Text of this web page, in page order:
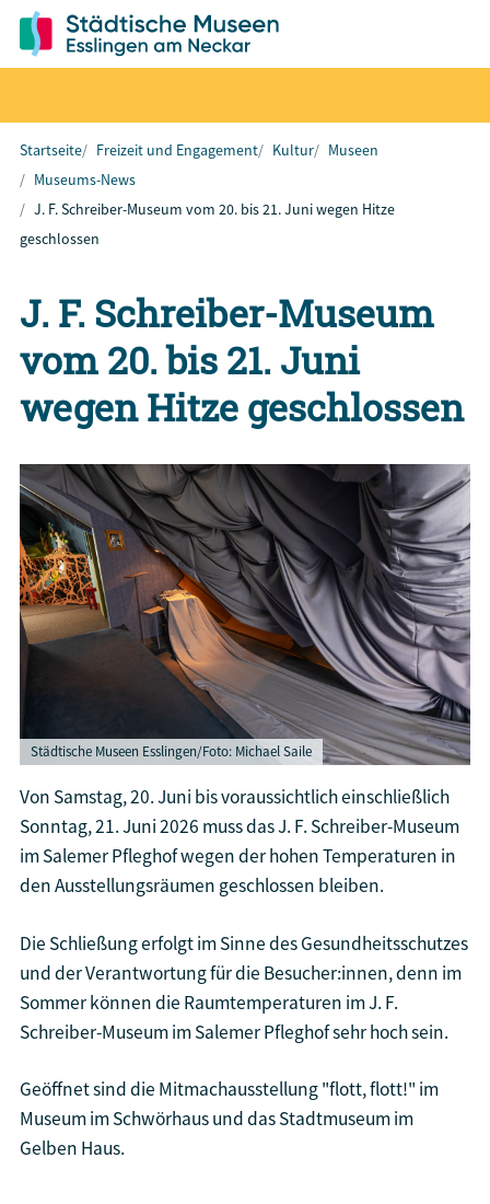
Startseite Freizeit und Engagement Kultur
Museen
Museums-News
J. F. Schreiber-Museum vom 20. bis 21. Juni wegen Hitze
geschlossen
J. F. Schreiber-Museum
vom 20. bis 21. Juni
wegen Hitze geschlossen
Städtische Museen Esslingen/Foto: Michael Saile
Von Samstag, 20. Juni bis voraussichtlich einschließlich
Sonntag, 21. Juni 2026 muss das J. F. Schreiber-Museum
im Salemer Pfleghof wegen der hohen Temperaturen in
den Ausstellungsräumen geschlossen bleiben.
Die Schließung erfolgt im Sinne des Gesundheitsschutzes
und der Verantwortung für die Besucher:innen, denn im
Sommer können die Raumtemperaturen im J. F.
Schreiber-Museum im Salemer Pfleghof sehr hoch sein.
Geöffnet sind die Mitmachausstellung "flott, flott!" im
Museum im Schwörhaus und das Stadtmuseum im
Gelben Haus.